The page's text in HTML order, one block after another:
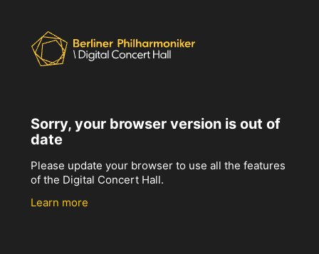
Sorry, your browser version is out of
date
Please update your browser to use all the features
of the Digital Concert Hall.
Learn more